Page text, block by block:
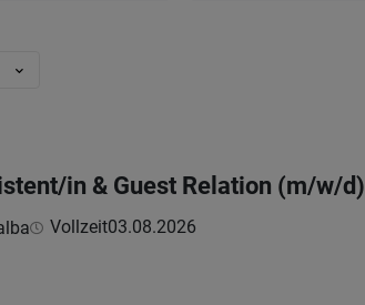
in & Guest Relation (m/w/d)
Vollzeit03.08.2026